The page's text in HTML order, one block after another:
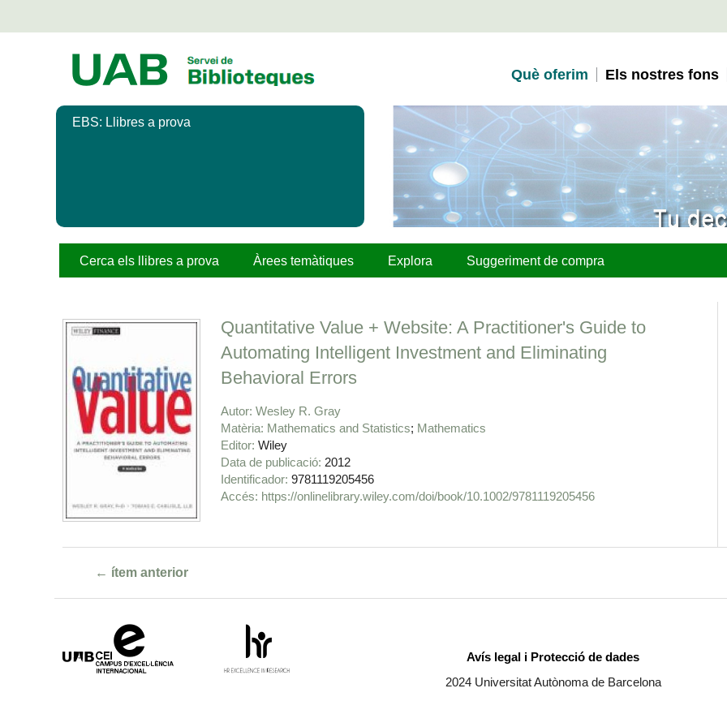
Què oferim Els nostres fons
EBS: Llibres a prova
Cerca els llibres a prova Àrees temàtiques Explora Suggeriment de compra
Quantitative Value + Website: A Practitioner's Guide to
Automating Intelligent Investment and Eliminating
Behavioral Errors
Autor Wesley R. Gray
Matèria Mathematics and Statistics Mathematics
Editor Wiley
Data de publicació 2012
Identificador 9781119205456
https://onlinelibrary.wiley.com/doi/book/10.1002/9781119205456
← ítem anterior
d'Excel·lència
Avís legal i Protecció de dades
2024 Universitat Autònoma de Barcelona